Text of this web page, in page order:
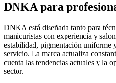
DNKA para
DNKA está diseñada tanto para
manicuristas con experiencia y
estabilidad, pigmentación uniforme
servicio. La marca actualiza
cuenta las tendencias actuales y la
sector.